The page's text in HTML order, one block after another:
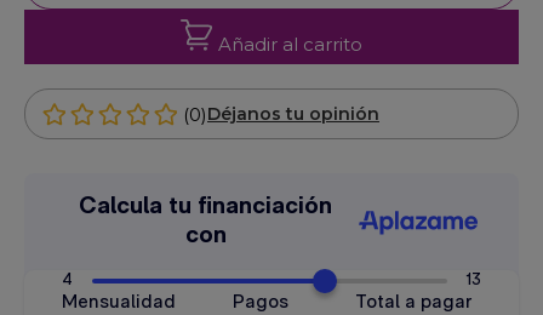
Añadir al carrito
(0)Déjanos tu opinión